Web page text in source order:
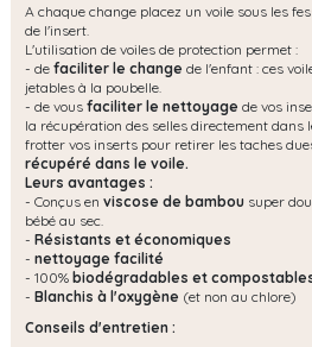
A chaque change placez un voile sous les
de l'insert.
L'utilisation de voiles de protection permet :
- de faciliter le change de l'enfant : ces
jetables à la poubelle.
- de vous faciliter le nettoyage de vos
la récupération des selles directement dans
frotter vos inserts pour retirer les taches
récupéré dans le voile.
Leurs avantages :
- Conçus en viscose de bambou super
bébé au sec.
- Résistants et économiques
- nettoyage facilité
- 100% biodégradables et
- Blanchis à l'oxygène (et non au chlore)
Conseils d'entretien :